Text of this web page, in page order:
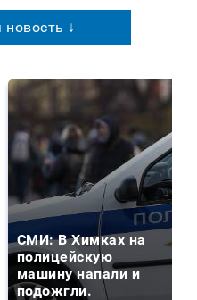
↓
СМИ: В Химках на
полицейскую
машину напали и
подожгли.